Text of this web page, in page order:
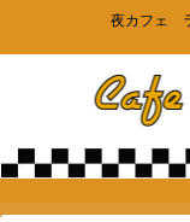
夜カフェ